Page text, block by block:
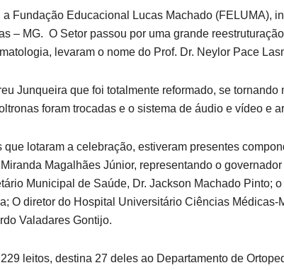
Fundação Educacional Lucas Machado (FELUMA),
– MG. O Setor passou por uma grande
levaram o nome do Prof. Dr. Neylor Pace
Junqueira que foi totalmente reformado, se
foram trocadas e o sistema de áudio e vídeo e
lotaram a celebração, estiveram presentes
Magalhães Júnior, representando o
Municipal de Saúde, Dr. Jackson Machado Pinto;
O diretor do Hospital Universitário Ciências
Valadares Gontijo.
leitos, destina 27 deles ao Departamento de